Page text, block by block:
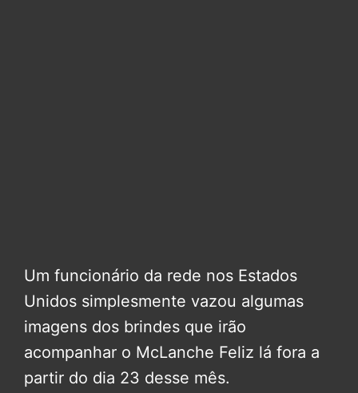
Um funcionário da rede nos Estados
Unidos simplesmente vazou algumas
imagens dos brindes que irão
acompanhar o McLanche Feliz lá fora a
partir do dia 23 desse mês.